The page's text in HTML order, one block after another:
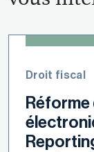
Droit fiscal